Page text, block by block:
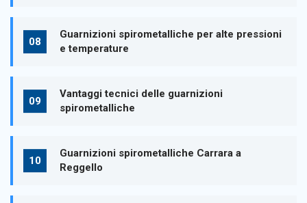
Guarnizioni spirometalliche per alte pressioni
e temperature
Vantaggi tecnici delle guarnizioni
spirometalliche
Guarnizioni spirometalliche Carrara a
Reggello